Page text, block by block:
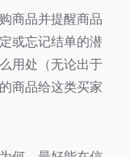
商品并提醒商品
或忘记结单的潜
用处（无论出于
商品给这类买家